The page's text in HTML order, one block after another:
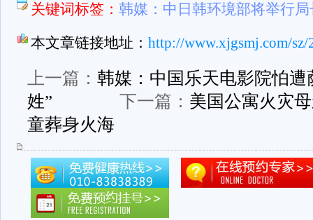
关键词标签： 韩媒：中日韩环境部将举行
本文章链接地址： http://www.xjgsmj.com/sz/
上一篇： 韩媒：中国乐天电影院怕遭
姓”
下一篇： 美国公寓火灾
童葬身火海